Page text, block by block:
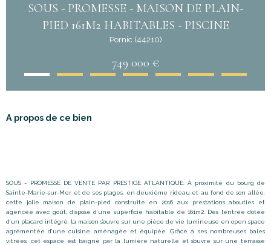
SOUS - PROMESSE - MAISON DE PLAIN-
PIED 161M2 HABITABLES - PISCINE
Pornic (44210)
749 000 €
A propos de ce bien
SOUS - PROMESSE DE VENTE PAR PRESTIGEATLANTIQUE. À proximité du bourg de
Sainte-Marie-sur-Mer et de ses plages, en deuxième rideau et au fond de son allée,
cette jolie maison de plain-pied construite en 2016 aux prestations abouties et
agencée avec goût, dispose d’une superficie habitable de 161m2. Dès l’entrée dotée
d’un placard intégré, la maison s’ouvre sur une pièce de vie lumineuse en open space
agrémentée d’une cuisine aménagée et équipée. Grâce à ses nombreuses baies
vitrées, cet espace est baigné par la lumière naturelle et s’ouvre sur une terrasse